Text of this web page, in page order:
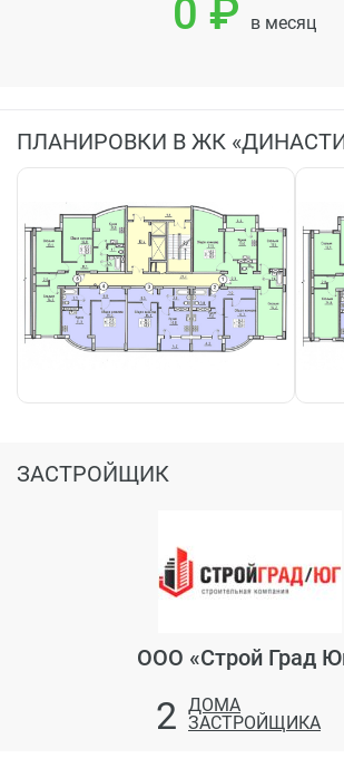
0 ₽ в месяц
ПЛАНИРОВКИ В ЖК
ЗАСТРОЙЩИК
ООО «Строй Град
2 ДОМА
ЗАСТРОЙЩИКА